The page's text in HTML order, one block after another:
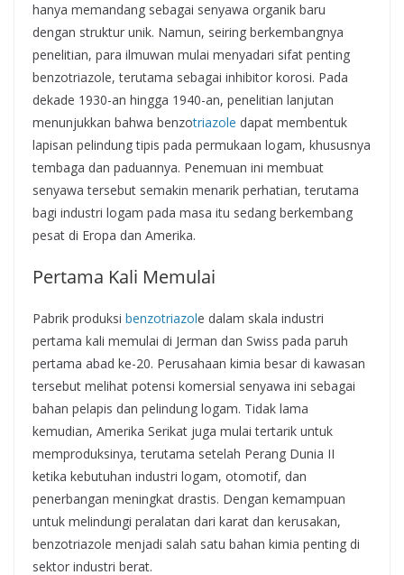
hanya memandang sebagai senyawa organik baru
dengan struktur unik. Namun, seiring berkembangnya
penelitian, para ilmuwan mulai menyadari sifat penting
benzotriazole, terutama sebagai inhibitor korosi. Pada
dekade 1930-an hingga 1940-an, penelitian lanjutan
menunjukkan bahwa benzotriazole dapat membentuk
lapisan pelindung tipis pada permukaan logam, khususnya
tembaga dan paduannya. Penemuan ini membuat
senyawa tersebut semakin menarik perhatian, terutama
bagi industri logam pada masa itu sedang berkembang
pesat di Eropa dan Amerika.
Pertama Kali Memulai
Pabrik produksi benzotriazole dalam skala industri
pertama kali memulai di Jerman dan Swiss pada paruh
pertama abad ke-20. Perusahaan kimia besar di kawasan
tersebut melihat potensi komersial senyawa ini sebagai
bahan pelapis dan pelindung logam. Tidak lama
kemudian, Amerika Serikat juga mulai tertarik untuk
memproduksinya, terutama setelah Perang Dunia II
ketika kebutuhan industri logam, otomotif, dan
penerbangan meningkat drastis. Dengan kemampuan
untuk melindungi peralatan dari karat dan kerusakan,
benzotriazole menjadi salah satu bahan kimia penting di
sektor industri berat.